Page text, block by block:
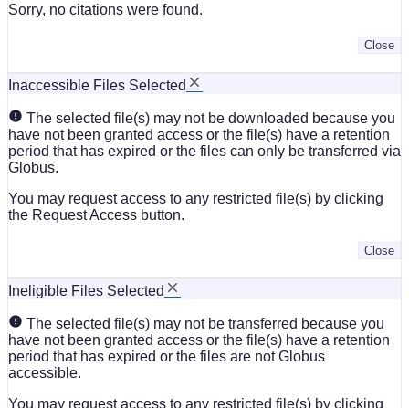
Sorry, no citations were found.
Close
Inaccessible Files Selected
The selected file(s) may not be downloaded because you
have not been granted access or the file(s) have a retention
period that has expired or the files can only be transferred via
Globus.
You may request access to any restricted file(s) by clicking
the Request Access button.
Close
Ineligible Files Selected
The selected file(s) may not be transferred because you
have not been granted access or the file(s) have a retention
period that has expired or the files are not Globus
accessible.
You may request access to any restricted file(s) by clicking